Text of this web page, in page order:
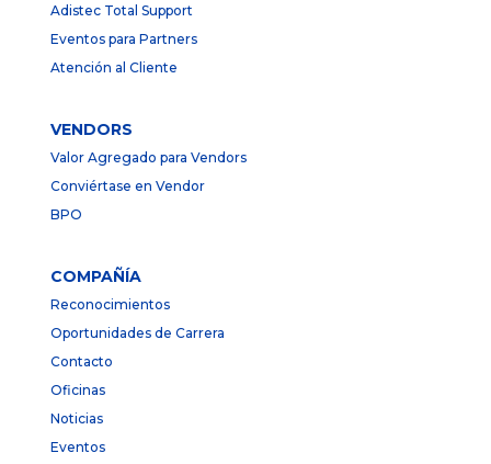
Adistec Total Support
Eventos para Partners
Atención al Cliente
VENDORS
Valor Agregado para Vendors
Conviértase en Vendor
BPO
COMPAÑÍA
Reconocimientos
Oportunidades de Carrera
Contacto
Oficinas
Noticias
Eventos